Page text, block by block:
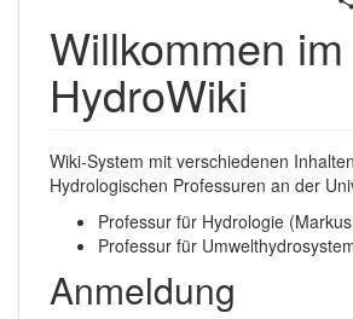
Willkommen im
HydroWiki
Wiki-System mit verschiedenen
Hydrologischen Professuren an der
Professur für Hydrologie
Professur für
Anmeldung